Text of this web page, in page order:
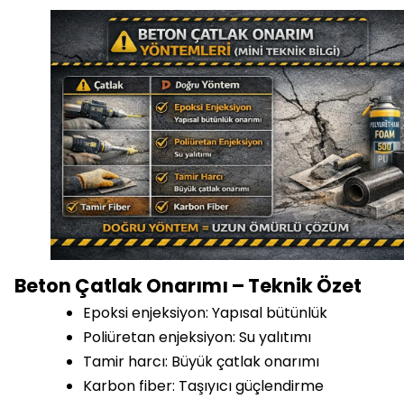
Beton Çatlak Onarımı – Teknik Özet
Epoksi enjeksiyon: Yapısal bütünlük
Poliüretan enjeksiyon: Su yalıtımı
Tamir harcı: Büyük çatlak onarımı
Karbon fiber: Taşıyıcı güçlendirme